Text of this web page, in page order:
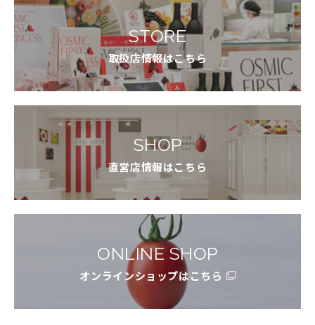
STORE
取扱店情報はこちら
SHOP
直営店情報はこちら
ONLINE SHOP
オンラインショップはこちら